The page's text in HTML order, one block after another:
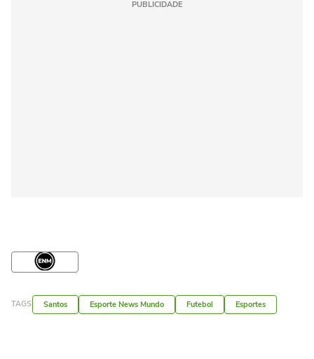
PUBLICIDADE
TAGS Santos Esporte News Mundo Futebol Esportes